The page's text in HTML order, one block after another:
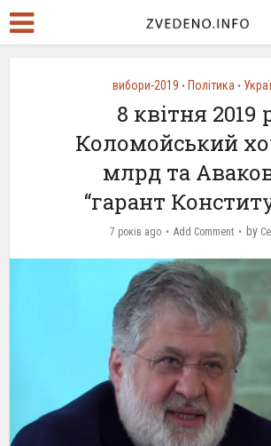
вибори-2019 • Політика •
8 квітня 2019
Коломойський
млрд та
“гарант
7 років ago Add Comment by